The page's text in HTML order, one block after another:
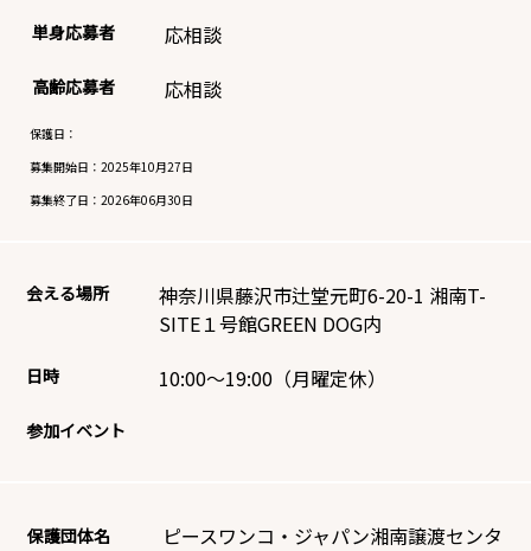
単身応募者 応相談
高齢応募者 応相談
保護日：
募集開始日： 2025年10月27日
募集終了日： 2026年06月30日
会える場所
神奈川県藤沢市辻堂元町6-20-1 湘南T-
SITE１号館GREEN DOG内
日時 10:00～19:00（月曜定休）
参加イベント
保護団体名
ピースワンコ・ジャパン湘南譲渡センタ